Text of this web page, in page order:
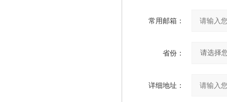
常用邮箱：
省份：
详细地址：